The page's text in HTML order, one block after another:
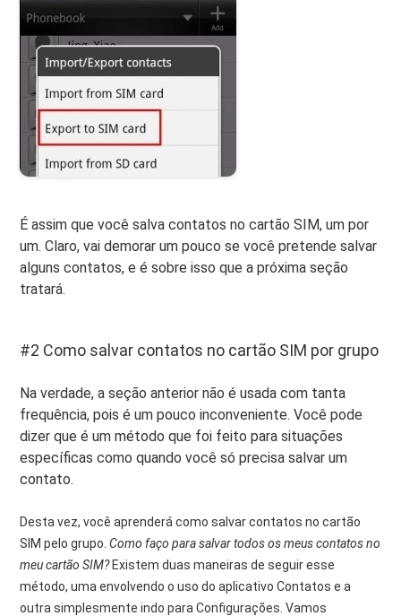
É assim que você salva contatos no cartão SIM, um por
um. Claro, vai demorar um pouco se você pretende salvar
alguns contatos, e é sobre isso que a próxima seção
tratará.
#2 Como salvar contatos no cartão SIM por grupo
Na verdade, a seção anterior não é usada com tanta
frequência, pois é um pouco inconveniente. Você pode
dizer que é um método que foi feito para situações
específicas como quando você só precisa salvar um
contato.
Desta vez, você aprenderá como salvar contatos no cartão
SIM pelo grupo.Como faço para salvar todos os meus contatos no
meu cartão SIM? Existem duas maneiras de seguir esse
método, uma envolvendo o uso do aplicativo Contatos e a
outra simplesmente indo para Configurações. Vamos